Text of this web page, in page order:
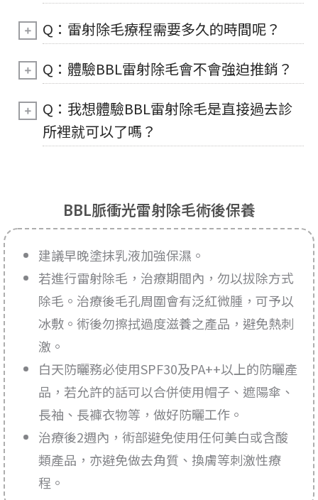
Q：雷射除毛療程需要多久的時間呢？
Q：體驗BBL雷射除毛會不會強迫推銷？
Q：我想體驗BBL雷射除毛是直接過去診
所裡就可以了嗎？
BBL脈衝光雷射除毛術後保養
建議早晚塗抹乳液加強保濕。
若進行雷射除毛，治療期間內，勿以拔除方式
除毛。治療後毛孔周圍會有泛紅微腫，可予以
冰敷。術後勿擦拭過度滋養之產品，避免熱刺
激。
白天防曬務必使用SPF30及PA++以上的防曬產
品，若允許的話可以合併使用帽子、遮陽傘、
長袖、長褲衣物等，做好防曬工作。
治療後2週內，術部避免使用任何美白或含酸
類產品，亦避免做去角質、換膚等刺激性療
程。